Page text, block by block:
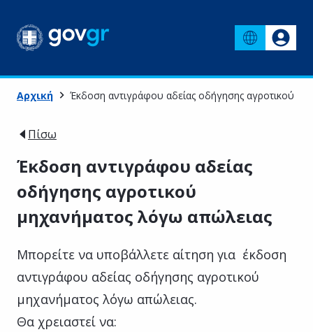
Αρχική Έκδοση αντιγράφου αδείας οδήγησης αγροτικού
Πίσω
Έκδοση αντιγράφου αδείας
οδήγησης αγροτικού
μηχανήματος λόγω απώλειας
Μπορείτε να υποβάλλετε αίτηση για έκδοση
αντιγράφου αδείας οδήγησης αγροτικού
μηχανήματος λόγω απώλειας.
Θα χρειαστεί να: